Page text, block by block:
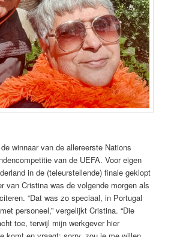
winnaar van de allereerste Nations
van de UEFA. Voor eigen
in de (teleurstellende) finale geklopt
van Cristina was de volgende morgen als
“Dat was zo speciaal, in Portugal
personeel,” vergelijkt Cristina. “Die
toe, terwijl mijn werkgever hier